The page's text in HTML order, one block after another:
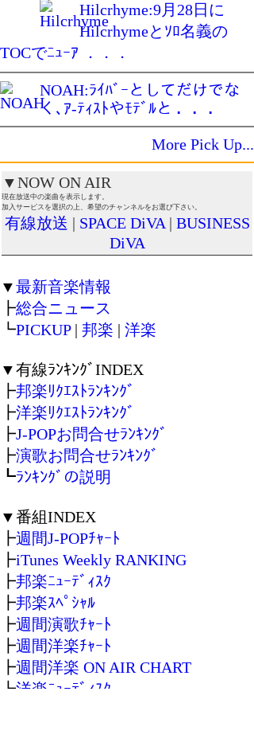
Hilcrhyme:9月28日に
Hilcrhymeとｿﾛ名義の
TOCでﾆｭｰｱ ．．．
NOAH:ﾗｲﾊﾞｰとしてだけでな
く､ｱ-ﾃｨｽﾄやﾓﾃﾞﾙと ．．．
More Pick Up...
▼NOW ON AIR
現在放送中の楽曲を表示します。
加入サービスを選択の上、希望のチャンネルをお選び下さい。
有線放送 | SPACE DiVA| BUSINESS
DiVA
▼最新音楽情報
┣総合ニュース
┗PICKUP| 邦楽 | 洋楽
▼有線ﾗﾝｷﾝｸﾞINDEX
┣邦楽ﾘｸｴｽﾄﾗﾝｷﾝｸﾞ
┣洋楽ﾘｸｴｽﾄﾗﾝｷﾝｸﾞ
┣J-POPお問合せﾗﾝｷﾝｸﾞ
┣演歌お問合せﾗﾝｷﾝｸﾞ
┗ﾗﾝｷﾝｸﾞの説明
▼番組INDEX
┣週間J-POPﾁｬｰﾄ
┣iTunes Weekly RANKING
┣邦楽ﾆｭｰﾃﾞｨｽｸ
┣邦楽ｽﾍﾟｼｬﾙ
┣週間演歌ﾁｬｰﾄ
┣週間洋楽ﾁｬｰﾄ
┣週間洋楽 ON AIR CHART
┣洋楽ﾆｭｰﾃﾞｨｽｸ